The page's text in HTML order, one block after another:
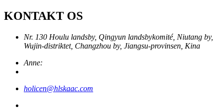
KONTAKT OS
Nr. 130 Houlu landsby, Qingyun landsbykomité, Niutang by,
Wujin-distriktet, Changzhou by, Jiangsu-provinsen, Kina
Anne:
holicen@hlskaac.com